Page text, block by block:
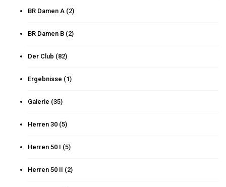
BR Damen A (2)
BR Damen B (2)
Der Club (82)
Ergebnisse (1)
Galerie (35)
Herren 30 (5)
Herren 50 I (5)
Herren 50 II (2)